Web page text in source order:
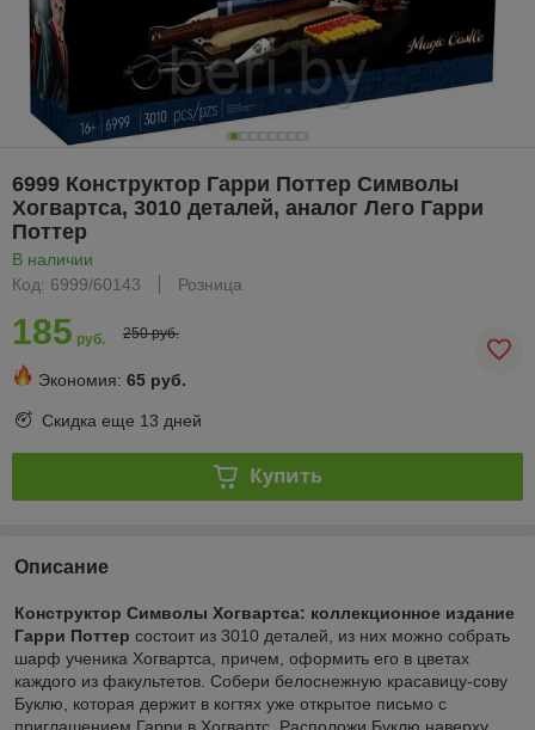
6999 Конструктор Гарри Поттер Символы
Хогвартса, 3010 деталей, аналог Лего Гарри
Поттер
В наличии
Код: 6999/60143
Розница
185 руб. 250 руб.
Экономия: 65 руб.
Скидка еще 13 дней
Купить
Описание
Конструктор Символы Хогвартса: коллекционное издание
Гарри Поттер состоит из 3010 деталей, из них можно собрать
шарф ученика Хогвартса, причем, оформить его в цветах
каждого из факультетов. Собери белоснежную красавицу-сову
Буклю, которая держит в когтях уже открытое письмо с
приглашением Гарри в Хогвартс. Расположи Буклю наверху